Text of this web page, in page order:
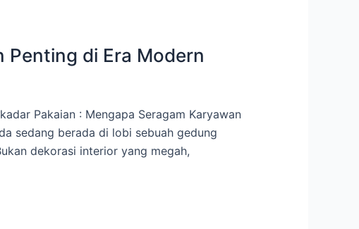
Penting di Era Modern
Pakaian : Mengapa Seragam Karyawan
sedang berada di lobi sebuah gedung
dekorasi interior yang megah,